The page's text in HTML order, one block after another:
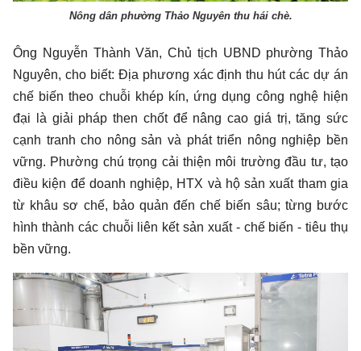
Nông dân phường Thảo Nguyên thu hái chè.
Ông Nguyễn Thành Văn, Chủ tịch UBND phường Thảo
Nguyên, cho biết: Địa phương xác định thu hút các dự án
chế biến theo chuỗi khép kín, ứng dụng công nghệ hiện
đại là giải pháp then chốt để nâng cao giá trị, tăng sức
cạnh tranh cho nông sản và phát triển nông nghiệp bền
vững. Phường chú trọng cải thiện môi trường đầu tư, tạo
điều kiện để doanh nghiệp, HTX và hộ sản xuất tham gia
từ khâu sơ chế, bảo quản đến chế biến sâu; từng bước
hình thành các chuỗi liên kết sản xuất - chế biến - tiêu thụ
bền vững.